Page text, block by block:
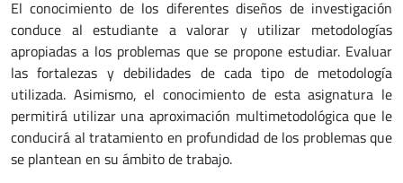
El conocimiento de los diferentes diseños de investigación
conduce al estudiante a valorar y utilizar metodologías
apropiadas a los problemas que se propone estudiar. Evaluar
las fortalezas y debilidades de cada tipo de metodología
utilizada. Asimismo, el conocimiento de esta asignatura le
permitirá utilizar una aproximación multimetodológica que le
conducirá al tratamiento en profundidad de los problemas que
se plantean en su ámbito de trabajo.